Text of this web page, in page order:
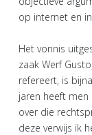
op internet en in
Het vonnis
zaak Werf
refereert, is
jaren heeft
over die
deze verwijs ik